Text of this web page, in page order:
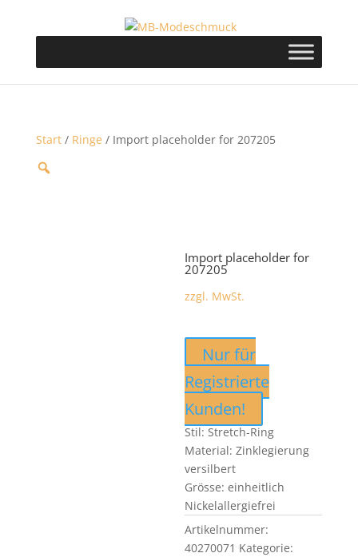
Start/ Ringe / Import placeholder for 207205
Import placeholder for
207205
zzgl. MwSt.
Nur für
Registrierte
Kunden!
Stil: Stretch-Ring
Material: Zinklegierung
versilbert
Grösse: einheitlich
Nickelallergiefrei
Artikelnummer:
40270071 Kategorie: